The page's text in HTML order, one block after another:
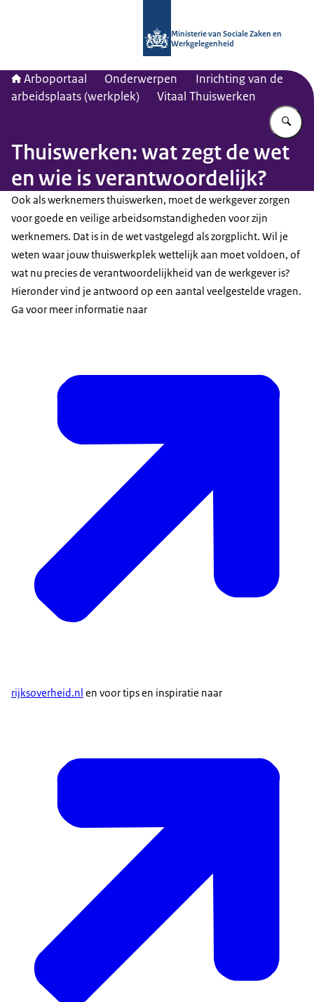
Ministerie van Sociale Zaken en
Werkgelegenheid
Arboportaal Onderwerpen
Inrichting van de
arbeidsplaats (werkplek)
Vitaal Thuiswerken
Thuiswerken: wat zegt de wet
en wie is verantwoordelijk?
Ook als werknemers thuiswerken, moet de werkgever zorgen
voor goede en veilige arbeidsomstandigheden voor zijn
werknemers. Dat is in de wet vastgelegd als zorgplicht. Wil je
weten waar jouw thuiswerkplek wettelijk aan moet voldoen, of
wat nu precies de verantwoordelijkheid van de werkgever is?
Hieronder vind je antwoord op een aantal veelgestelde vragen.
Ga voor meer informatie naar
rijksoverheid.nl en voor tips en inspiratie naar